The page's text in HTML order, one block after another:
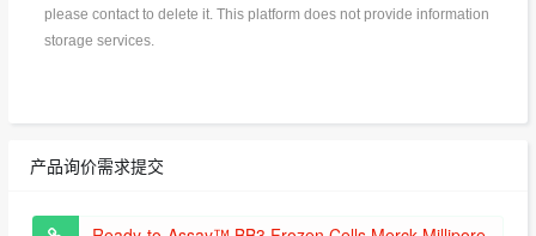
please contact to delete it. This platform does not provide information
storage services.
产品询价需求提交